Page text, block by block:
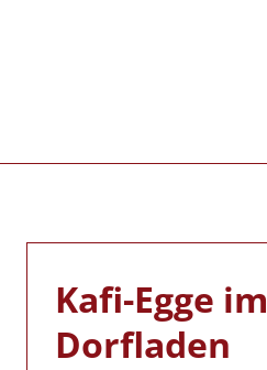
Kafi-Egge im
Dorfladen